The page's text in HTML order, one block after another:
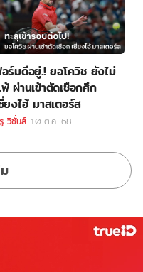
ร์มดีอยู่.! ยอโควิช ยังไม่
ผ่านเข้าตัดเชือกศึก
ยงไฮ้ มาสเตอร์ส
วิชั่นส์ 10 ต.ค. 68